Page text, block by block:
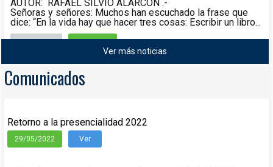
AUTOR: RAFAEL SILVIO ALARCÓN .-
Señoras y señores: Muchos han escuchado la frase que
dice: “En la vida hay que hacer tres cosas: Escribir un libro...
Noticias 08/05/2021
Leer más
Ver más noticias
Comunicados
Retorno a la presencialidad 2022
29/05/2022 Ver